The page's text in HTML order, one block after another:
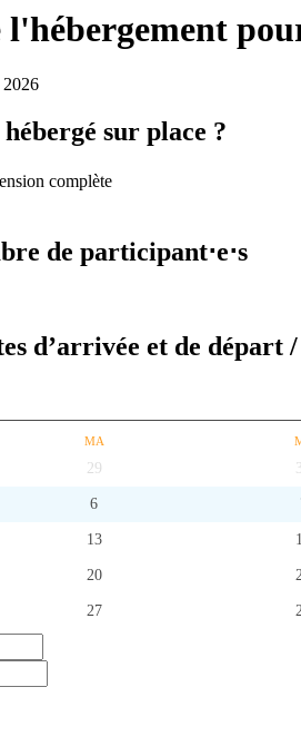
sur place ?
complète
de participant⋅e⋅s
d’arrivée et de départ
MA
29
6
13
20
27